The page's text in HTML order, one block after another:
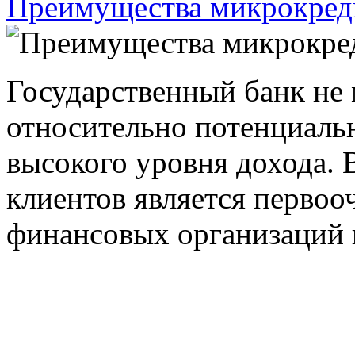
Преимущества
Государственный банк
относительно
высокого уровня дохода.
клиентов является
финансовых